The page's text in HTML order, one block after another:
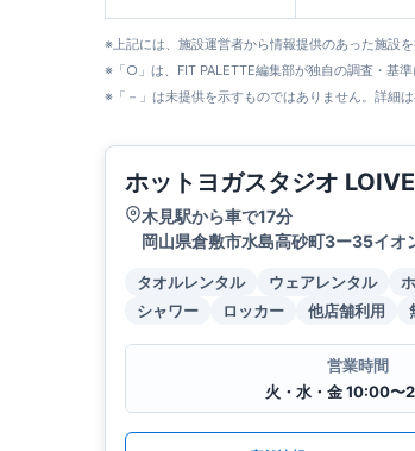
※上記には、施設運営者から情報提供のあった施設
※「○」は、FIT PALETTE編集部が独自の調査・基準
※「－」は未提供を示すものではありません。詳細
ホットヨガスタジオ
木見駅から車で17分
岡山県倉敷市水島高砂町3ー35イオ
タオルレンタル ウェアレンタル
シャワー
ロッカー 他店舗利用
営業時間
火・水・金 10:00〜